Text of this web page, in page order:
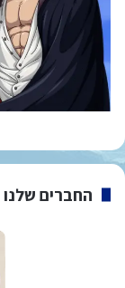
החברים שלנו